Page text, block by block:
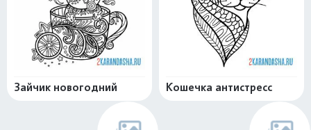
Зайчик новогодний Кошечка антистресс